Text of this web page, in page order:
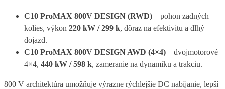
C10 ProMAX 800V DESIGN (RWD) – pohon zadných
kolies, výkon 220 kW / 299 k, dôraz na efektivitu a dlhý
dojazd.
C10 ProMAX 800V DESIGN AWD (4×4) – dvojmotorové
4×4, 440 kW / 598 k, zameranie na dynamiku a trakciu.
800 V architektúra umožňuje výrazne rýchlejšie DC nabíjanie, lepší